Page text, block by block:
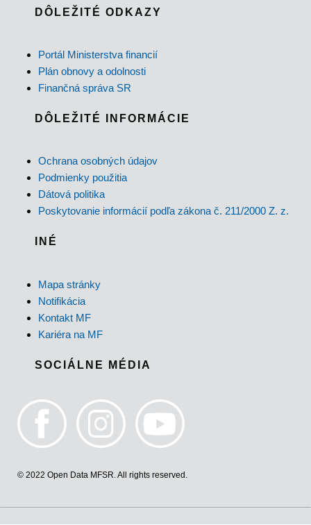
DÔLEŽITÉ ODKAZY
Portál Ministerstva financií
Plán obnovy a odolnosti
Finančná správa SR
DÔLEŽITÉ INFORMÁCIE
Ochrana osobných údajov
Podmienky použitia
Dátová politika
Poskytovanie informácií podľa zákona č. 211/2000 Z. z.
INÉ
Mapa stránky
Notifikácia
Kontakt MF
Kariéra na MF
SOCIÁLNE MÉDIA
© 2022 Open Data MFSR. All rights reserved.